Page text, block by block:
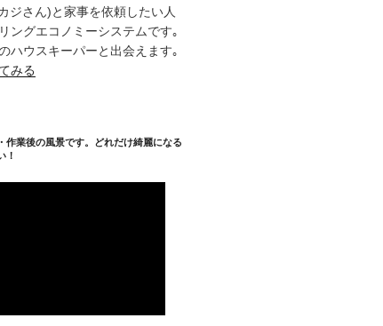
ジさん)と家事を依頼したい人
ングエコノミーシステムです｡
ハウスキーパーと出会えます｡
みる
作業後の風景です。どれだけ綺麗になる
！